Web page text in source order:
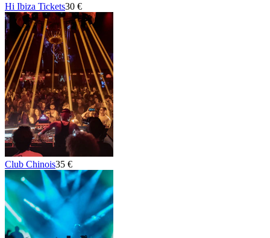
Hi Ibiza Tickets30 €
Club Chinois35 €